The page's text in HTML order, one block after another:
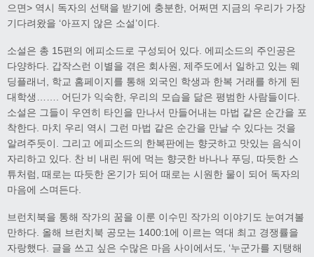
으면> 역시 독자의 선택을 받기에 충분한, 어쩌면 지금의 우리가 가장
기다려왔을 ‘아프지 않은 소설’이다.
소설은 총 15편의 에피소드로 구성되어 있다. 에피소드의 주인공은
다양하다. 갑작스런 이별을 겪은 회사원, 제주도에서 일하고 있는 웨
딩플래너, 학교 홈페이지를 통해 외국인 학생과 한복 거래를 하게 된
대학생……. 어딘가 익숙한, 우리의 모습을 닮은 평범한 사람들이다.
소설은 그들이 우연히 타인을 만나서 만들어내는 마법 같은 순간을 포
착한다. 마치 우리 역시 그런 마법 같은 순간을 만날 수 있다는 것을
알려주듯이. 그리고 에피소드의 한복판에는 향긋하고 맛있는 음식이
자리하고 있다. 찬 비 내린 뒤에 먹는 향긋한 바나나 푸딩, 따듯한 스
튜처럼, 때로는 따듯한 온기가 되어 때로는 시원한 물이 되어 독자의
마음에 스며든다.
브런치북을 통해 작가의 꿈을 이룬 이수민 작가의 이야기도 눈여겨볼
만하다. 올해 브런치북 공모는 1400:1에 이르는 역대 최고 경쟁률을
자랑했다. 글을 쓰고 싶은 수많은 마음 사이에서도, ‘누군가를 지탱해